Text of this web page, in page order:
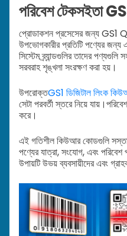
পরিবেশ টেকসইতা
প্রোডাকশন প্রসেসের জন্য GS1
উপভোগকারীর প্রতিটি পণ্যের
সিস্টেম ব্র্যান্ডগুলির তাদের
সরবরাহ শৃঙ্খলা সংরক্ষণ করা হয়।
উপরোক্তGS1 ডিজিটাল লিংক
সেটা পরবর্তী স্তরে নিয়ে যায়।
করে।
এই গতিশীল কিউআর কোডগুলি সস্তা
পণ্যের যাত্রা, সংযোগ, এবং
উপায়টি উভয় ব্যবসায়ীদের এবং